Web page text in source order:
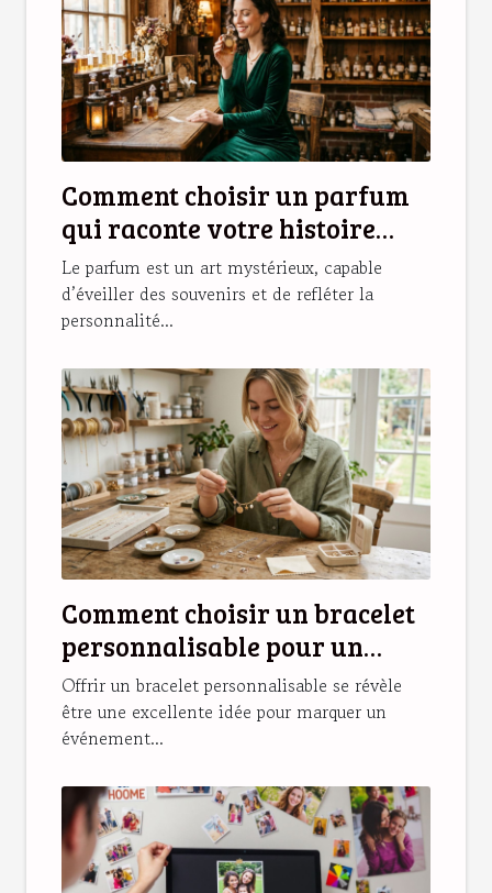
Comment choisir un parfum
qui raconte votre histoire
personnelle ?
Le parfum est un art mystérieux, capable
d’éveiller des souvenirs et de refléter la
personnalité...
Comment choisir un bracelet
personnalisable pour un
cadeau unique ?
Offrir un bracelet personnalisable se révèle
être une excellente idée pour marquer un
événement...